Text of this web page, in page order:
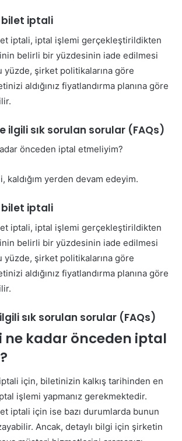
bilet iptali
iptali, iptal işlemi gerçekleştirildikten
belirli bir yüzdesinin iade edilmesi
yüzde, şirket politikalarına göre
aldığınız fiyatlandırma planına göre
ilgili sık sorulan sorular (FAQs)
önceden iptal etmeliyim?
kaldığım yerden devam edeyim.
bilet iptali
iptali, iptal işlemi gerçekleştirildikten
belirli bir yüzdesinin iade edilmesi
yüzde, şirket politikalarına göre
aldığınız fiyatlandırma planına göre
sık sorulan sorular (FAQs)
ne kadar önceden iptal
için, biletinizin kalkış tarihinden en
işlemi yapmanız gerekmektedir.
iptali için ise bazı durumlarda bunun
Ancak, detaylı bilgi için şirketin